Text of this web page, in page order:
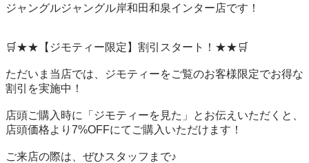
ジャングルジャングル岸和田和泉インター店です！
🛒★★【ジモティー限定】割引スタート！★★🛒
ただいま当店では、ジモティーをご覧のお客様限定でお得な
割引を実施中！
店頭ご購入時に「ジモティーを見た」とお伝えいただくと、
店頭価格より7%OFFにてご購入いただけます！
ご来店の際は、ぜひスタッフまで♪